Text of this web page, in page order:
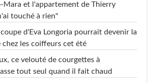
Mara et l'appartement de Thierry
touché à rien"
d'Eva Longoria pourrait devenir la
chez les coiffeurs cet été
ce velouté de courgettes à
tout seul quand il fait chaud